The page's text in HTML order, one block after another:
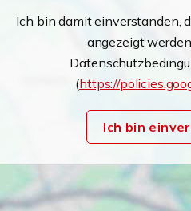
Ich bin damit einverstanden,
angezeigt
(https://
Ich bin